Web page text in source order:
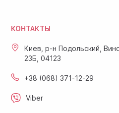
КОНТАКТЫ
Киев, р-н Подольский,
23Б, 04123
+38 (068) 371-12-29
Viber